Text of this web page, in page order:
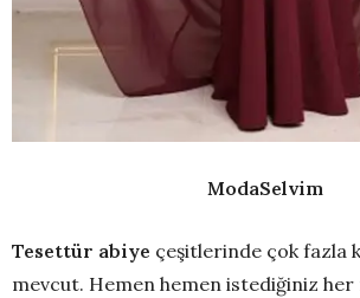
ModaSelvim
Tesettür abiye çeşitlerinde çok fazla
mevcut. Hemen hemen istediğiniz